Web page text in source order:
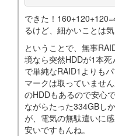
できた！
るけど、細かいことは気
ということで、無事
境なら突然HDDが1本
で単純なRAID1よりも
マークは取っていませ
のHDDもあるので安心
ながらたった334GBし
が、電気の無駄遣いに
安いですもんね。